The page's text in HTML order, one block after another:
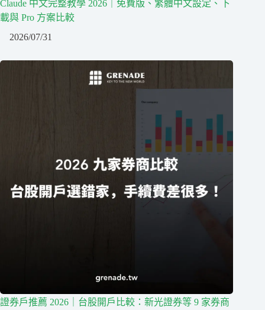
Claude 中文完整教學 2026｜免費版、繁體中文設定、下
載與 Pro 方案比較
2026/07/31
證券戶推薦 2026｜台股開戶比較：新光證券等 9 家券商